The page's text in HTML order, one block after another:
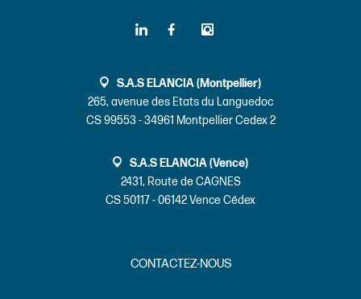
CONTACTEZ-NOUS
S.A.S ELANCIA (Montpellier)
265, avenue des Etats du Languedoc
CS 99553 - 34961 Montpellier Cedex 2
S.A.S ELANCIA (Vence)
2431, Route de CAGNES
CS 50117 - 06142 Vence Cédex